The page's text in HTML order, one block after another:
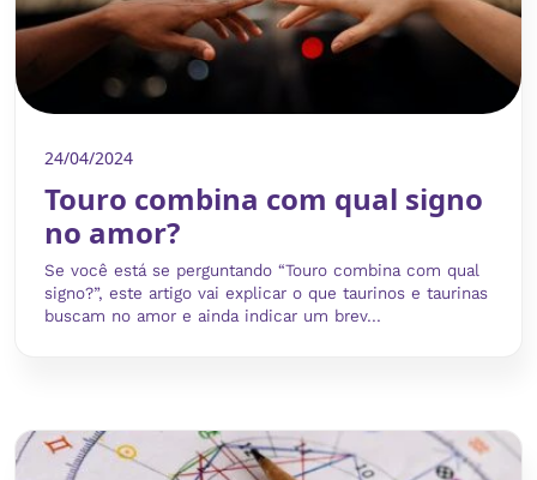
24/04/2024
Touro combina com qual signo
no amor?
Se você está se perguntando “Touro combina com qual
signo?”, este artigo vai explicar o que taurinos e taurinas
buscam no amor e ainda indicar um brev...